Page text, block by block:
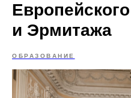
и Эрмитажа
ОБРАЗОВАНИЕ